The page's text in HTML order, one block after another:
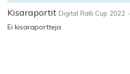
Kisaraportit Digital Ralli Cup 2022 -
Ei kisaraportteja.